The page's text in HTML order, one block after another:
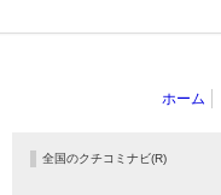
ホーム
全国のクチコミナビ(R)